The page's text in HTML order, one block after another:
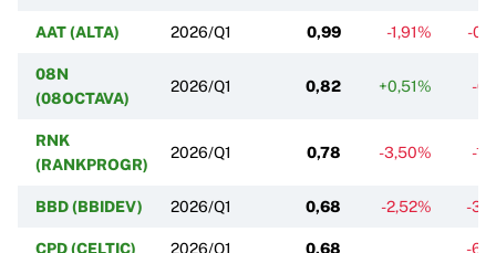
AAT (ALTA) 2026/Q1 0,99 -1,91% -
08N
(08OCTAVA)
2026/Q1 0,82 +0,51% -
RNK
(RANKPROGR)
2026/Q1 0,78 -3,50% -
BBD (BBIDEV) 2026/Q1 0,68 -2,52% -
CPD (CELTIC) 2026/Q1 0,68 -